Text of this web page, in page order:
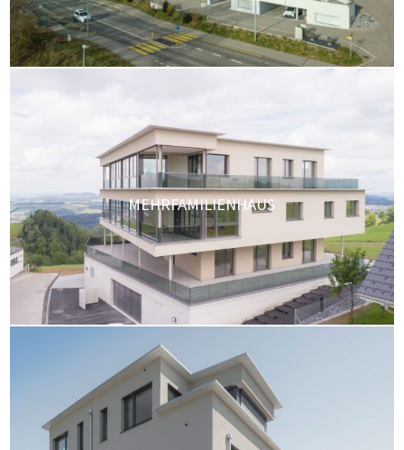
MEHRFAMILIENHAUS